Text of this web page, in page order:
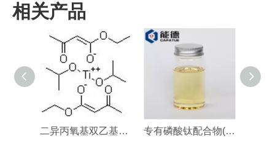
相关产品
二异丙氧基双乙基乙酰乙酸钛酸酯 专有磷酸钛配合物(CAS:109037-78-7)